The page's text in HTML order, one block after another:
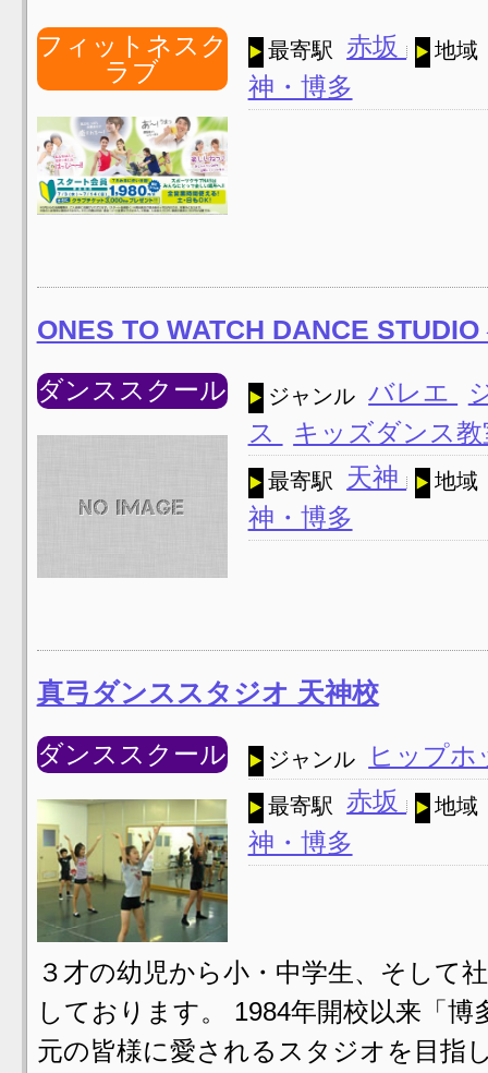
フィットネスク
ラブ
最寄駅 赤坂 地域
神・博多
ONES TO WATCH DANCE
ダンススクール ジャンル バレエ
ス
キッズダンス
最寄駅 天神 地域
神・博多
真弓ダンススタジオ 天神校
ダンススクール ジャンル ヒップ
最寄駅 赤坂 地域
神・博多
３才の幼児から小・中学生、そして
しております。 1984年開校以来「
元の皆様に愛されるスタジオを目指